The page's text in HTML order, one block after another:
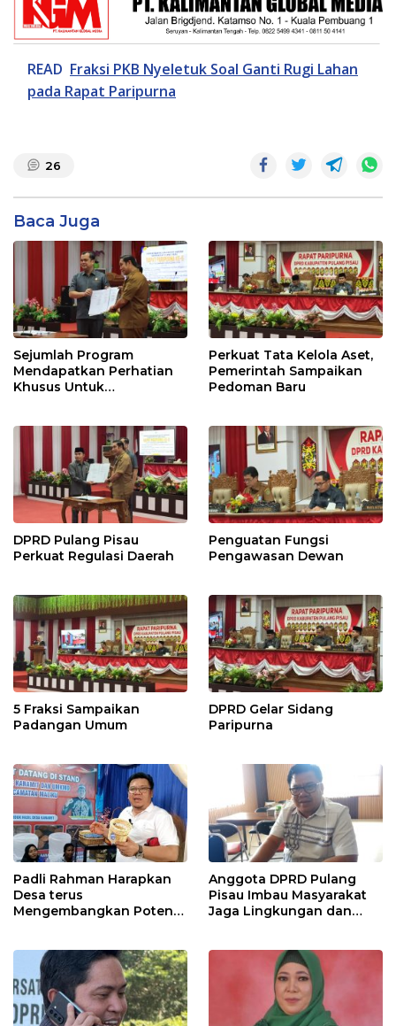
READ Fraksi PKB Nyeletuk Soal Ganti Rugi Lahan
pada Rapat Paripurna
26
Baca Juga
Sejumlah Program
Mendapatkan Perhatian
Khusus Untuk
Perkuat Tata Kelola Aset,
Pemerintah Sampaikan
Pedoman Baru
DPRD Pulang Pisau
Perkuat Regulasi Daerah
Penguatan Fungsi
Pengawasan Dewan
5 Fraksi Sampaikan
Padangan Umum
DPRD Gelar Sidang
Paripurna
Padli Rahman Harapkan
Desa terus
Mengembangkan Potensi
Anggota DPRD Pulang
Pisau Imbau Masyarakat
Jaga Lingkungan dan